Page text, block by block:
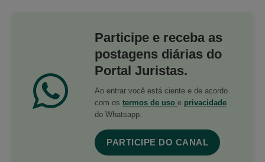
Participe e receba as
postagens diárias do
Portal Juristas.
Ao entrar você está ciente e de acordo
com os termos de uso e privacidade
do Whatsapp.
PARTICIPE DO CANAL